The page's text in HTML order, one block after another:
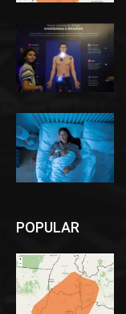
POPULAR